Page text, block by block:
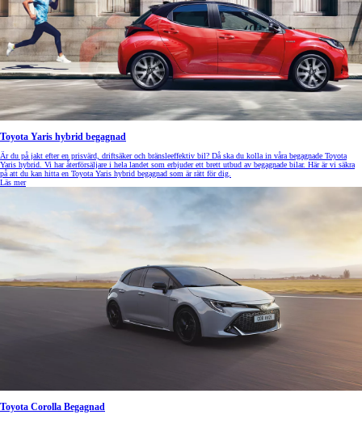
Toyota Yaris hybrid begagnad
Är du på jakt efter en prisvärd, driftsäker och bränsleeffektiv bil? Då ska du kolla in våra begagnade Toyota
Yaris hybrid. Vi har återförsäljare i hela landet som erbjuder ett brett utbud av begagnade bilar. Här är vi säkra
på att du kan hitta en Toyota Yaris hybrid begagnad som är rätt för dig.
Läs mer
Toyota Corolla Begagnad